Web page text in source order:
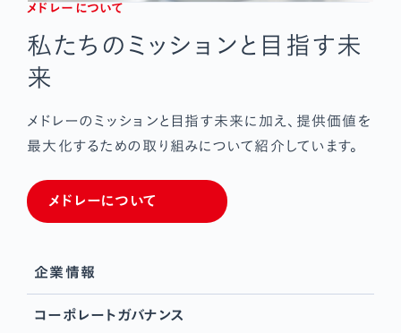
メドレーについて
私たちのミッションと目指す未
来
メドレーのミッションと目指す未来に加え、 提供価値を
最大化するための取り組みについて紹介しています。
メドレーについて
企業情報
コーポレートガバナンス